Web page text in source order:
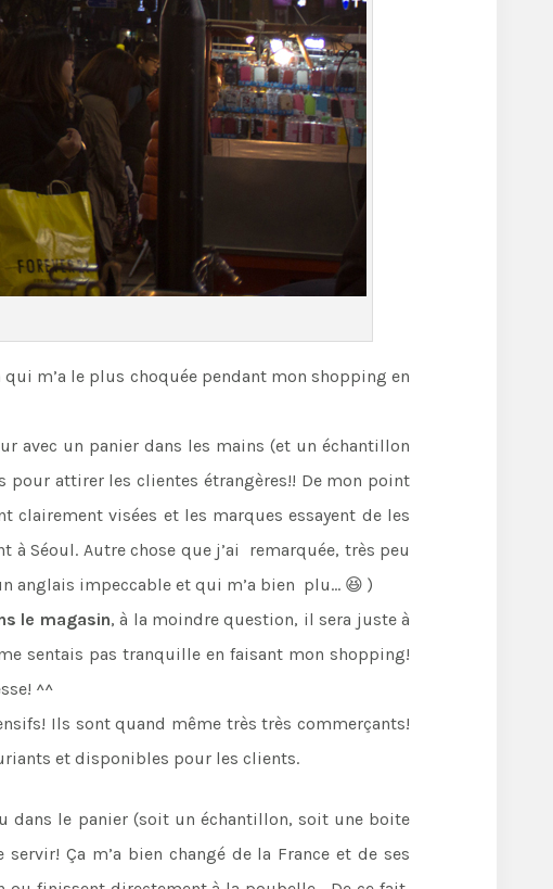
m’a le plus choquée pendant mon shopping en
avec un panier dans les mains (et un échantillon
pour attirer les clientes étrangères!! De mon point
clairement visées et les marques essayent de les
Séoul. Autre chose que j’ai remarquée, très peu
anglais impeccable et qui m’a bien plu… 😆 )
le magasin, à la moindre question, il sera juste à
sentais pas tranquille en faisant mon shopping!
^^
Ils sont quand même très très commerçants!
et disponibles pour les clients.
dans le panier (soit un échantillon, soit une boite
Ça m’a bien changé de la France et de ses